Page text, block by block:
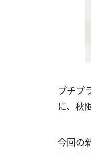
プチプ
に、秋
今回の